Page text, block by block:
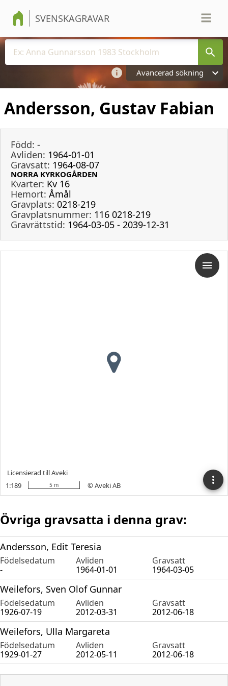
SVENSKAGRAVAR
Avancerad sökning
Andersson, Gustav Fabian
Född: -
Avliden: 1964-01-01
Gravsatt: 1964-08-07
NORRA KYRKOGÅRDEN
Kvarter: Kv 16
Hemort: Åmål
Gravplats: 0218-219
Gravplatsnummer: 116 0218-219
Gravrättstid: 1964-03-05 - 2039-12-31
Övriga gravsatta i denna grav:
Andersson, Edit Teresia
Födelsedatum Avliden
Gravsatt
-
1964-01-01 1964-03-05
Weilefors, Sven Olof Gunnar
Födelsedatum Avliden
Gravsatt
1926-07-19
2012-03-31 2012-06-18
Weilefors, Ulla Margareta
Födelsedatum Avliden
Gravsatt
1929-01-27
2012-05-11 2012-06-18